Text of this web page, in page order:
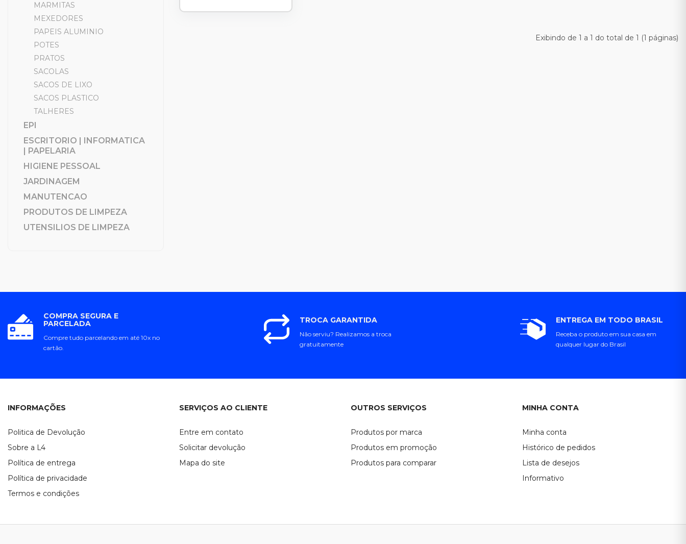
MARMITAS
MEXEDORES
PAPEIS ALUMINIO
POTES
PRATOS
SACOLAS
SACOS DE LIXO
SACOS PLASTICO
TALHERES
EPI
ESCRITORIO | INFORMATICA
| PAPELARIA
HIGIENE PESSOAL
JARDINAGEM
MANUTENCAO
PRODUTOS DE LIMPEZA
UTENSILIOS DE LIMPEZA
Exibindo de 1 a 1 do total de 1 (1 páginas)
COMPRA SEGURA E
PARCELADA
Compre tudo parcelando em até 10x no
cartão.
TROCA GARANTIDA
Não serviu? Realizamos a troca
gratuitamente
ENTREGA EM TODO BRASIL
Receba o produto em sua casa em
qualquer lugar do Brasil
INFORMAÇÕES
Politica de Devolução
Sobre a L4
Política de entrega
Política de privacidade
Termos e condições
SERVIÇOS AO CLIENTE
Entre em contato
Solicitar devolução
Mapa do site
OUTROS SERVIÇOS
Produtos por marca
Produtos em promoção
Produtos para comparar
MINHA CONTA
Minha conta
Histórico de pedidos
Lista de desejos
Informativo